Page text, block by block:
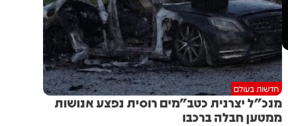
חדשות בעולם
מנכ"ל יצרנית כטב"מים רוסית נפצע אנושות
ממטען חבלה ברכבו